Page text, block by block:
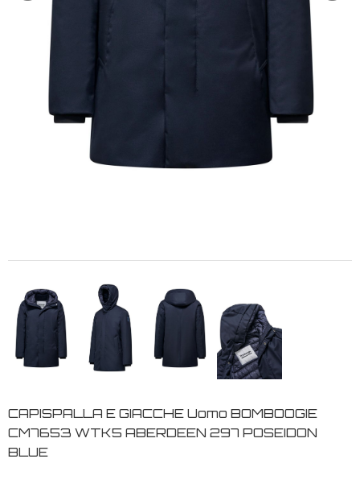
CAPISPALLA E GIACCHE Uomo BOMBOOGIE
CM7653 WTK5 ABERDEEN 297 POSEIDON
BLUE